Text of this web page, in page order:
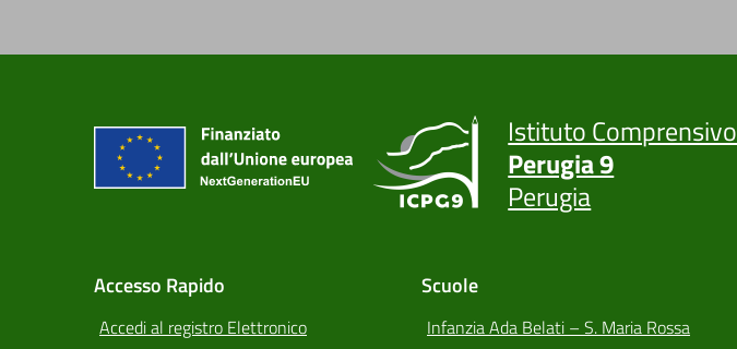
Istituto Comprensivo
Perugia 9
Perugia
Accesso Rapido
Accedi al registro Elettronico
Scuole
Infanzia Ada Belati – S. Maria Rossa